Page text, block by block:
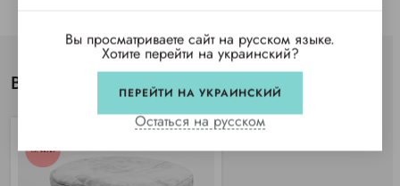
Вы просматривали
SALE
Вы просматриваете сайт на русском языке.
Хотите перейти на украинский?
ПЕРЕЙТИ НА УКРАИНСКИЙ
Остаться на русском